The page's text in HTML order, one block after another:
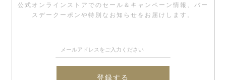
公式オンラインストアでのセール＆キャンペーン情報、 バー
スデークーポンや特別なお知らせをお届けします。
登録する